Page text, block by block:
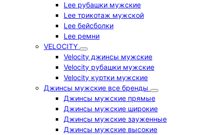
Lee рубашки мужские
Lee трикотаж мужской
Lee бейсболки
Lee ремни
VELOCITY
Velocity джинсы мужские
Velocity рубашки мужские
Velocity куртки мужские
Джинсы мужские все бренды
Джинсы мужские прямые
Джинсы мужские широкие
Джинсы мужские зауженные
Джинсы мужские высокие